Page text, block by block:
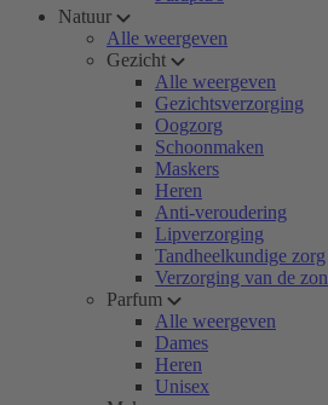
Natuur
Alle weergeven
Gezicht
Alle weergeven
Gezichtsverzorging
Oogzorg
Schoonmaken
Maskers
Heren
Anti-veroudering
Lipverzorging
Tandheelkundige zorg
Verzorging van de zon
Parfum
Alle weergeven
Dames
Heren
Unisex